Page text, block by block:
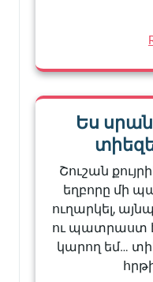
Ես
Շուշան
եղբորը մի
ուղարկել,
ու պատրաստ
կարող եմ…